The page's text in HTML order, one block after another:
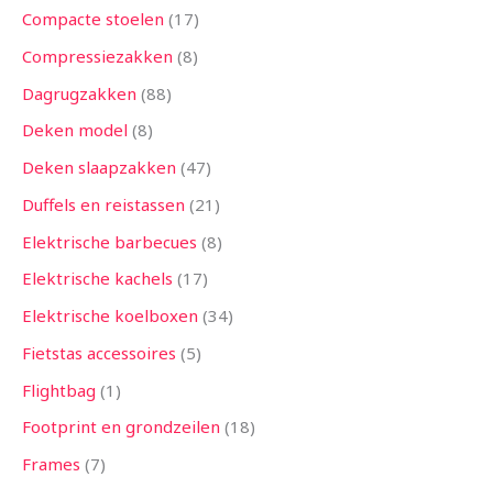
Compacte stoelen 17
Compressiezakken 8
Dagrugzakken 88
Deken model 8
Deken slaapzakken 47
Duffels en reistassen 21
Elektrische barbecues 8
Elektrische kachels 17
Elektrische koelboxen 34
Fietstas accessoires 5
Flightbag 1
Footprint en grondzeilen 18
Frames 7